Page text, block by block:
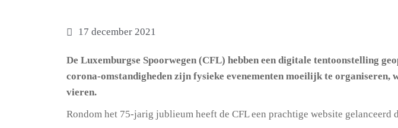
17 december 2021
De Luxemburgse Spoorwegen (CFL) hebben een digitale tentoonstelling
corona-omstandigheden zijn fysieke evenementen moeilijk te
vieren.
Rondom het 75-jarig jublieum heeft de CFL een prachtige website